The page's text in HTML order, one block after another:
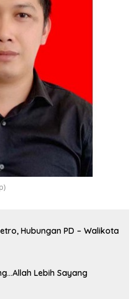
Hubungan PD – Walikota
Lebih Sayang